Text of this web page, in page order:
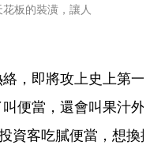
板的裝潢，讓人
，即將攻上史上第一
便當，還會叫果汁外
資客吃膩便當，想換